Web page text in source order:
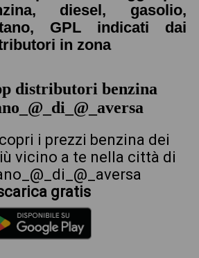
diesel, gasolio,
GPL indicati dai
in zona
distributori benzina
i prezzi benzina dei
vicino a te nella città di
gratis